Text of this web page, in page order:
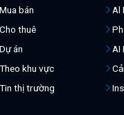
Mua bán
Cho thuê
Dự án
Theo khu vực
Tin thị trường
Al
AI